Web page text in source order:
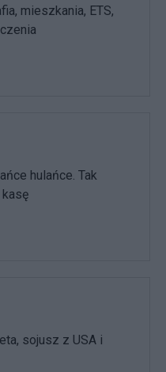
mieszkania, ETS,
hulańce. Tak
sojusz z USA i